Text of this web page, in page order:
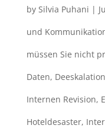
by Silvia Puhani |
und
müssen Sie nicht
Daten,
Internen Revision,
Hoteldesaster,